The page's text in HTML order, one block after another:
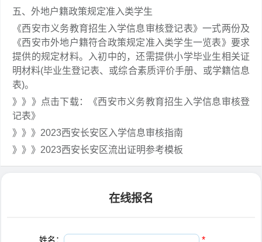
五、外地户籍政策规定准入类学生
《西安市义务教育招生入学信息审核登记表》一式两份及
《西安市外地户籍符合政策规定准入类学生一览表》要求
提供的规定材料。入初中的，还需提供小学毕业生相关证
明材料(毕业生登记表、或综合素质评价手册、或学籍信息
表)。
》》》点击下载：《西安市义务教育招生入学信息审核登
记表》
》》》2023西安长安区入学信息审核指南
》》》2023西安长安区流出证明参考模板
在线报名
姓名： *